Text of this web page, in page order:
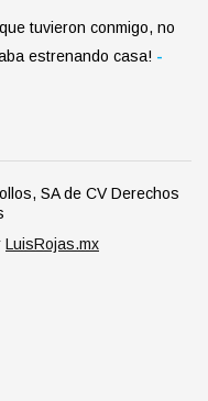
tuvieron conmigo, no
estrenando casa! -
SA de CV Derechos
LuisRojas.mx